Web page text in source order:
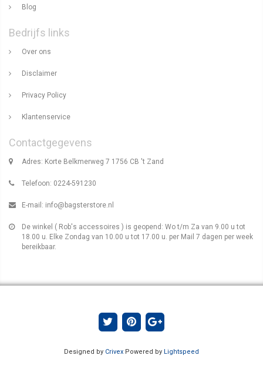
Blog
Bedrijfs links
Over ons
Disclaimer
Privacy Policy
Klantenservice
Contactgegevens
Adres: Korte Belkmerweg 7 1756 CB 't Zand
Telefoon: 0224-591230
E-mail: info@bagsterstore.nl
De winkel ( Rob's accessoires ) is geopend: Wo t/m Za van 9.00 u tot
18.00 u. Elke Zondag van 10.00 u tot 17.00 u. per Mail 7 dagen per week
bereikbaar.
Designed by Crivex Powered by Lightspeed